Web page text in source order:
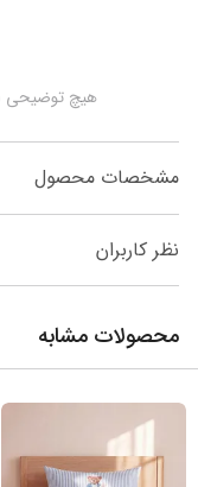
هیچ توضیحی برای این محصول اضافه نشده است.
مشخصات محصول
نظر کاربران
محصولات مشابه